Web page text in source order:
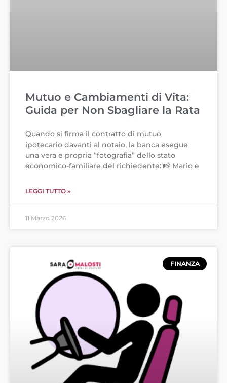
Mutuo e Cambiamenti di Vita:
Guida per Non Sbagliare la Rata
Quando si firma il contratto di mutuo
ipotecario davanti al notaio, la banca esegue
una vera e propria “fotografia” dello stato
economico-familiare del richiedente: 📸 Mario e
LEGGI TUTTO »
11 Marzo 2026
FINANZA